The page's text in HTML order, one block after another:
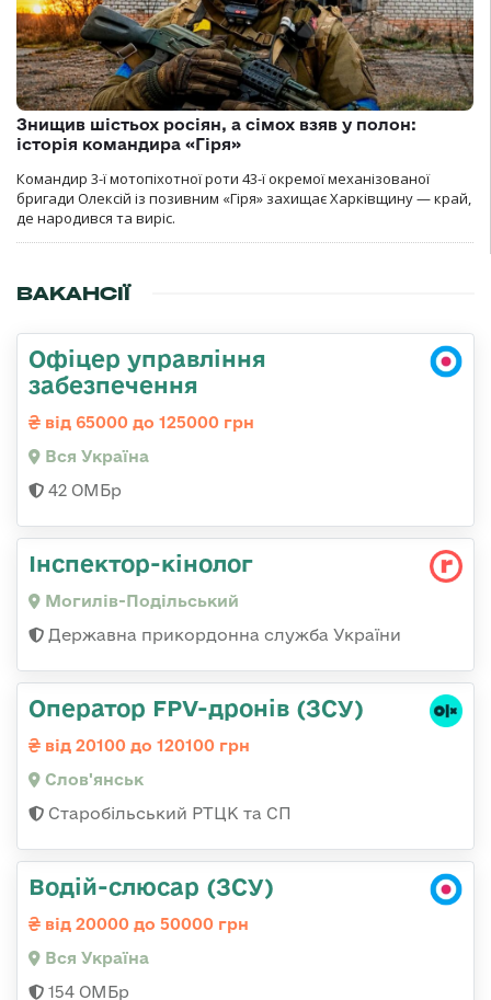
Знищив шістьох росіян, а сімох взяв у полон:
історія командира «Гіря»
Командир 3-ї мотопіхотної роти 43-ї окремої механізованої
бригади Олексій із позивним «Гіря» захищає Харківщину — край,
де народився та виріс.
ВАКАНСІЇ
Офіцер управління
забезпечення
від 65000 до 125000 грн
Вся Україна
42 ОМБр
Інспектор-кінолог
Могилів-Подільський
Державна прикордонна служба України
Оператор FPV-дронів (ЗСУ)
від 20100 до 120100 грн
Слов'янськ
Старобільський РТЦК та СП
Водій-слюсар (ЗСУ)
від 20000 до 50000 грн
Вся Україна
154 ОМБр